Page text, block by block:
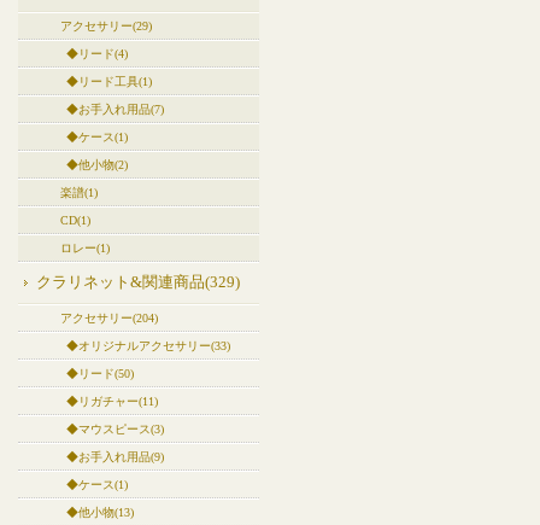
アクセサリー(29)
◆リード(4)
◆リード工具(1)
◆お手入れ用品(7)
◆ケース(1)
◆他小物(2)
楽譜(1)
CD(1)
ロレー(1)
クラリネット&関連商品(329)
アクセサリー(204)
◆オリジナルアクセサリー(33)
◆リード(50)
◆リガチャー(11)
◆マウスピース(3)
◆お手入れ用品(9)
◆ケース(1)
◆他小物(13)